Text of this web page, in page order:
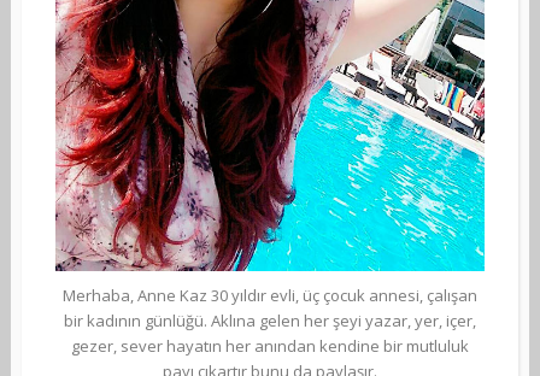
Merhaba, Anne Kaz 30 yıldır evli, üç çocuk annesi, çalışan
bir kadının günlüğü. Aklına gelen her şeyi yazar, yer, içer,
gezer, sever hayatın her anından kendine bir mutluluk
payı çıkartır bunu da paylaşır.